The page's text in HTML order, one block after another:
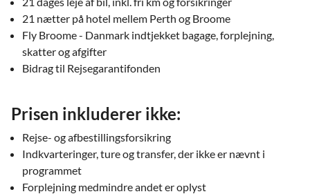
21 nætter på hotel mellem Perth og Broome
Fly Broome - Danmark indtjekket bagage, forplejning,
skatter og afgifter
Bidrag til Rejsegarantifonden
Prisen inkluderer ikke:
Rejse- og afbestillingsforsikring
Indkvarteringer, ture og transfer, der ikke er nævnt i
programmet
Forplejning medmindre andet er oplyst